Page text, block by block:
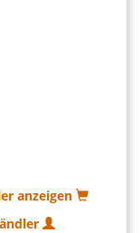
anzeigen